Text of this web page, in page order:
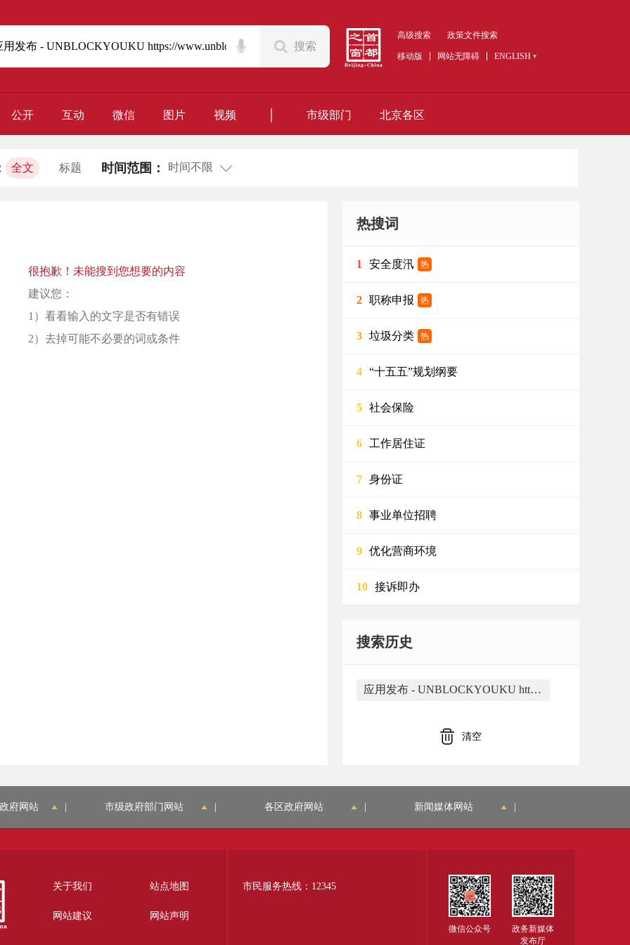
搜索
高级搜索 政策文件搜索
移动版 网站无障碍 ENGLISH
公开 互动 微信 图片 视频 市级部门 北京各区
全文 标题 时间范围： 时间不限
很抱歉！未能搜到您想要的内容
建议您：
1）看看输入的文字是否有错误
2）去掉可能不必要的词或条件
热搜词
1 安全度汛 热
2 职称申报 热
3 垃圾分类 热
4 “十五五”规划纲要
5 社会保险
6 工作居住证
7 身份证
8 事业单位招聘
9 优化营商环境
10 接诉即办
搜索历史
应用发布 - UNBLOCKYOUKU https://www.unblockyouku.mobi/应用发布_2021.html 是由合肥市蜀山区大香蕉网络应用工作室开发
清空
府网站 市级政府部门网站 各区政府网站 新闻媒体网站
关于我们 站点地图
网站建议 网站声明
市民服务热线：12345
微信公众号
政务新媒体
发布厅